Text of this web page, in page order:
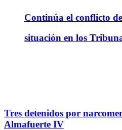
Continúa el conflicto
situación en los
Tres detenidos por
Almafuerte IV